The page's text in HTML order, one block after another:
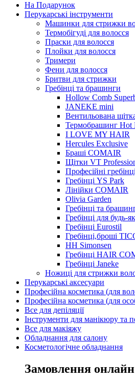
На Подарунок
Перукарські інструменти
Машинки для стрижки
Термобігуді для волосся
Праски для волосся
Плойки для волосся
Тримери
Фени для волосся
Бритви для стрижки
Гребінці та брашинги
Hollow Comb
JANEKE mini
Вентильована
Термобрашинг Hot
I LOVE MY HAIR
Hercules Exclusive
Браші COMAIR
Щітки VT
Професійні
Гребінці YS Park
Лінійки COMAIR
Olivia Garden
Гребінці та
Гребінці для будь-
Гребінці Eurostil
Гребінці,броші
HH Simonsen
Гребінці HAIR
Гребінці Janeke
Ножиці для стрижки
Перукарські аксесуари
Професійна косметика (для
Професійна косметика (для
Все для депіляції
Інструменти для манікюру та
Все для макіяжу
Обладнання для салону
Косметологічне обладнання
Замовлення онлайн